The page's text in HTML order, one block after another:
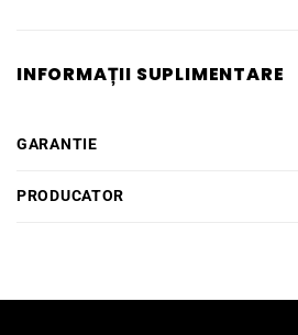
INFORMAȚII SUPLIMENTARE
GARANTIE
PRODUCATOR